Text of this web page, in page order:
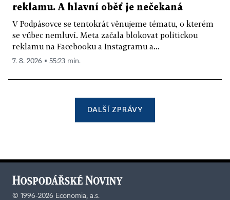
reklamu. A hlavní oběť je nečekaná
V Podpásovce se tentokrát věnujeme tématu, o kterém
se vůbec nemluví. Meta začala blokovat politickou
reklamu na Facebooku a Instagramu a...
7. 8. 2026 ▪ 55:23 min.
DALŠÍ ZPRÁVY
© 1996-2026 Economia, a.s.